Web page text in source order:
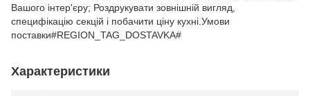
Вашого інтер'єру; Роздрукувати зовнішній вигляд,
специфікацію секцій і побачити ціну кухні.Умови
поставки#REGION_TAG_DOSTAVKA#
Характеристики